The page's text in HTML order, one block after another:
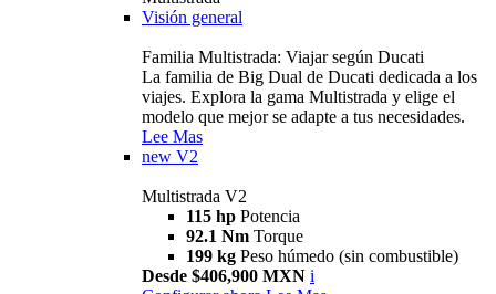
Visión general
Familia Multistrada: Viajar según Ducati
La familia de Big Dual de Ducati dedicada a los
viajes. Explora la gama Multistrada y elige el
modelo que mejor se adapte a tus necesidades.
Lee Mas
new V2
Multistrada V2
115 hp Potencia
92.1 Nm Torque
199 kg Peso húmedo (sin combustible)
Desde $406,900 MXN i